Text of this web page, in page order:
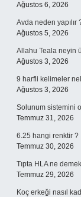
Ağustos 6, 2026
Avda neden yapılır
Ağustos 5, 2026
Allahu Teala neyin
Ağustos 3, 2026
9 harfli kelimeler
Ağustos 3, 2026
Solunum sistemini
Temmuz 31, 2026
6.25 hangi renktir ?
Temmuz 30, 2026
Tıpta HLA ne
Temmuz 29, 2026
Koç erkeği nasıl